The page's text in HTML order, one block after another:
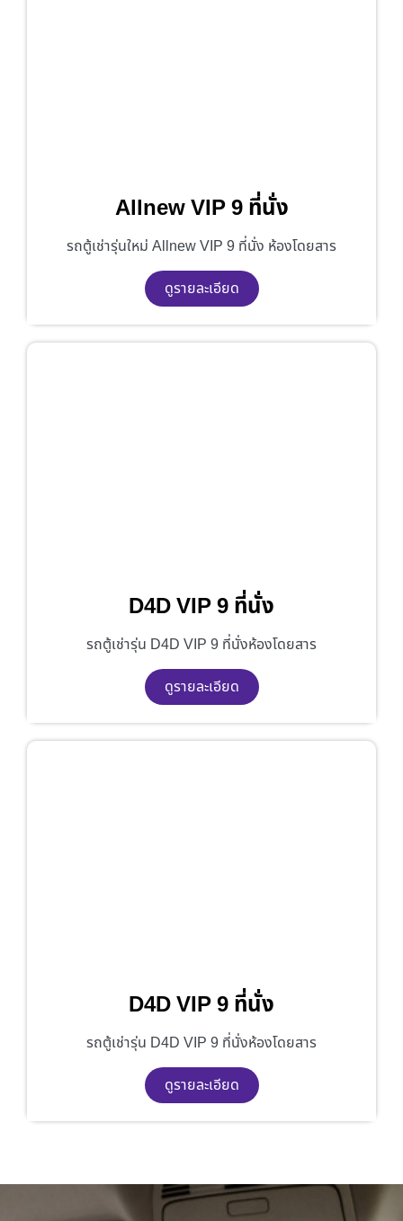
Allnew VIP 9 ที่นั่ง
รถตู้เช่ารุ่นใหม่ Allnew VIP 9 ที่นั่ง ห้องโดยสาร
ดูรายละเอียด
D4D VIP 9 ที่นั่ง
รถตู้เช่ารุ่น D4D VIP 9 ที่นั่งห้องโดยสาร
ดูรายละเอียด
D4D VIP 9 ที่นั่ง
รถตู้เช่ารุ่น D4D VIP 9 ที่นั่งห้องโดยสาร
ดูรายละเอียด